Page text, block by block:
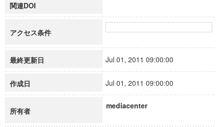
関連DOI
アクセス条件
最終更新日 Jul 01, 2011 09:00:00
作成日 Jul 01, 2011 09:00:00
所有者
mediacenter